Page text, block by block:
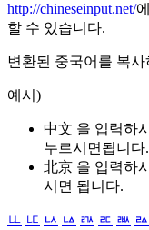
http://chineseinput.net/
할 수 있습니다.
변환된 중국어를 복
예시)
中文 을 입력하
누르시면됩니다.
北京 을 입력하
시면 됩니다.
ㅥ ㅦ ㅧ ㅨ ㅩ ㅪ ㅫ ㅬ